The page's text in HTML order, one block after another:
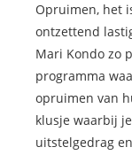
Opruimen, het
ontzettend
Mari Kondo zo
programma
opruimen van
klusje waarbij
uitstelgedrag